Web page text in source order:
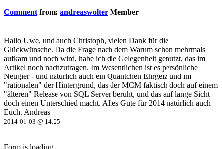
Comment from: andreaswolter Member
Hallo Uwe, und auch Christoph, vielen Dank für die
Glückwünsche. Da die Frage nach dem Warum schon mehrmals
aufkam und noch wird, habe ich die Gelegenheit genutzt, das im
Artikel noch nachzutragen. Im Wesentlichen ist es persönliche
Neugier - und natürlich auch ein Quäntchen Ehrgeiz und im
"rationalen" der Hintergrund, das der MCM faktisch doch auf einem
"älteren" Release von SQL Server beruht, und das auf lange Sicht
doch einen Unterschied macht. Alles Gute für 2014 natürlich auch
Euch. Andreas
2014-01-03 @ 14:25
Form is loading...